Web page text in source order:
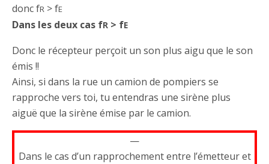
donc fR > fE
Dans les deux cas fR > fE
Donc le récepteur perçoit un son plus aigu que le son
émis !!
Ainsi, si dans la rue un camion de pompiers se
rapproche vers toi, tu entendras une sirène plus
aiguë que la sirène émise par le camion.
—
Dans le cas d’un rapprochement entre l’émetteur et